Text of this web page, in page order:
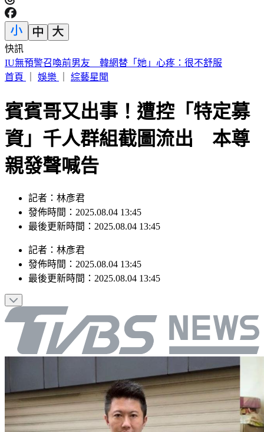
快訊
中國出入境新規將上路 陸委會曝「這類人」最危險
首頁
娛樂 綜藝星聞
賓賓哥又出事！遭控「特定募
資」千人群組截圖流出 本尊
親發聲喊告
記者：林彥君
發佈時間：2025.08.04 13:45
最後更新時間：2025.08.04 13:45
記者 ： 林彥君
發佈時間： 2025.08.04 13:45
最後更新時間： 2025.08.04 13:45